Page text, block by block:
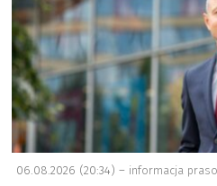
06.08.2026 (20:34) – informacja